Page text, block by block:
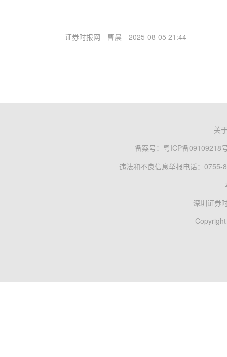
证券时报网 曹晨 2025-08-05 21:44
关
备案号： 粤ICP备09109218
违法和不良信息举报电话：0755-
深圳证券